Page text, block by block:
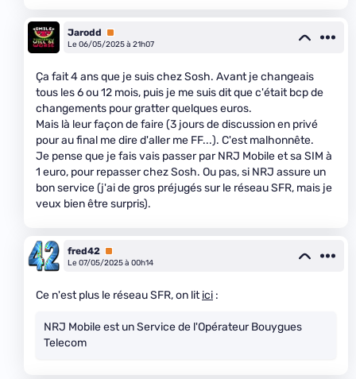
Jarodd
Premium
Le 06/05/2025 à 21h07
Ça fait 4 ans que je suis chez Sosh. Avant je changeais
tous les 6 ou 12 mois, puis je me suis dit que c'était bcp de
changements pour gratter quelques euros.
Mais là leur façon de faire (3 jours de discussion en privé
pour au final me dire d'aller me FF...). C'est malhonnête.
Je pense que je fais vais passer par NRJ Mobile et sa SIM à
1 euro, pour repasser chez Sosh. Ou pas, si NRJ assure un
bon service (j'ai de gros préjugés sur le réseau SFR, mais je
veux bien être surpris).
fred42 Premium
Le 07/05/2025 à 00h14
Ce n'est plus le réseau SFR, on litici :
NRJ Mobile est un Service de l'Opérateur Bouygues
Telecom